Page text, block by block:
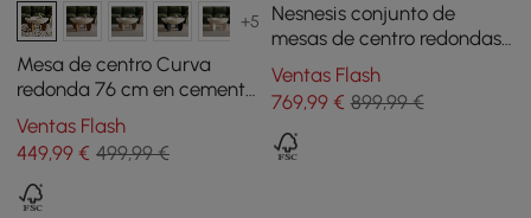
+5
Mesa de centro Curva
redonda 76 cm en cemento
con patas de madera de
fresno
Ventas Flash
449,99 € 499,99 €
Nesnesis conjunto de
mesas de centro redondas
con 2 cajones, en color
blanco
Ventas Flash
769,99€ 899,99 €